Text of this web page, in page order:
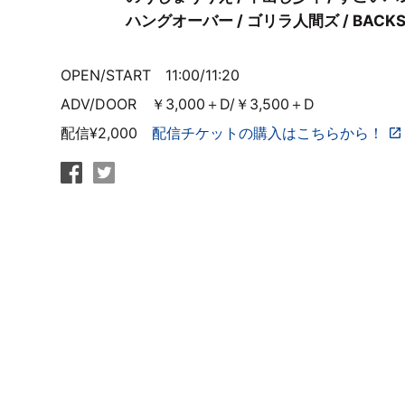
ハングオーバー / ゴリラ人間ズ /
OPEN/START 11:00/11:20
ADV/DOOR ￥3,000＋D/￥3,500＋D
配信¥2,000配信チケットの購入はこちらから！